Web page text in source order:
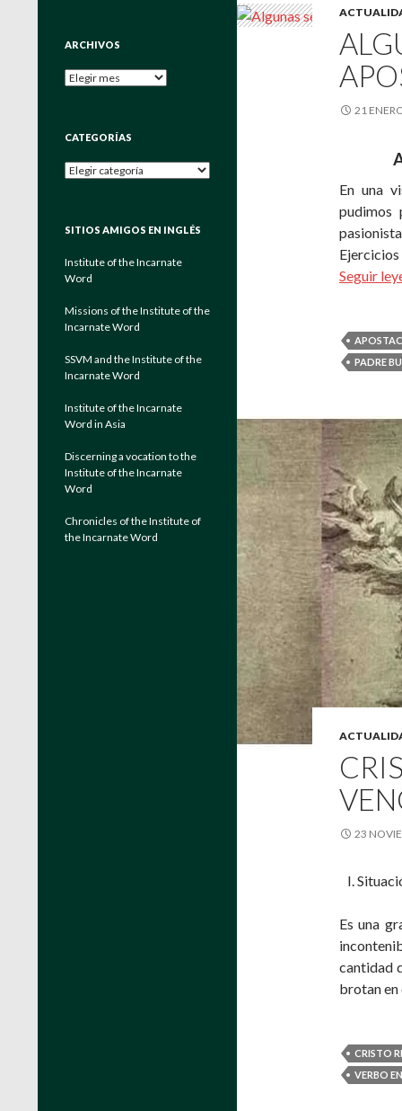
21
En una
pudimos
Seguir
PADRE
23
Es una
cantidad
brotan en
CRISTO
VERBO
ARCHIVOS
Archivos
CATEGORÍAS
Categorías
SITIOS AMIGOS EN INGLÉS
Institute of the Incarnate
Word
Missions of the Institute of the
Incarnate Word
SSVM and the Institute of the
Incarnate Word
Institute of the Incarnate
Word in Asia
Discerning a vocation to the
Institute of the Incarnate
Word
Chronicles of the Institute of
the Incarnate Word